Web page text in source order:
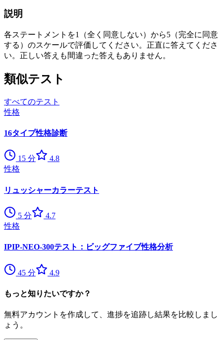
説明
各ステートメントを1（全く同意しない）から5（完全に同意
する）のスケールで評価してください。正直に答えてくださ
い。正しい答えも間違った答えもありません。
類似テスト
すべてのテスト
性格
16タイプ性格診断
15 分
4.8
性格
リュッシャーカラーテスト
5 分
4.7
性格
IPIP-NEO-300テスト：ビッグファイブ性格分析
45 分 4.9
もっと知りたいですか？
無料アカウントを作成して、進捗を追跡し結果を比較しまし
ょう。